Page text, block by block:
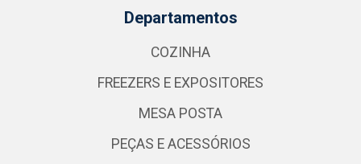
Departamentos
COZINHA
FREEZERS E EXPOSITORES
MESA POSTA
PEÇAS E ACESSÓRIOS